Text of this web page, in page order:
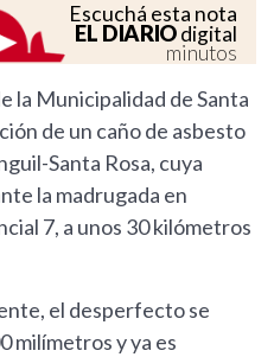
Escuchá esta nota
EL DIARIOdigital
minutos
la Municipalidad de Santa
de un caño de asbesto
Santa Rosa, cuya
la madrugada en
7, a unos 30 kilómetros
el desperfecto se
milímetros y ya es